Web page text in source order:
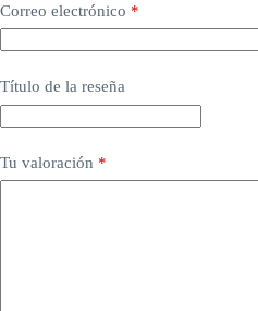
Correo electrónico *
Título de la reseña
Tu valoración *